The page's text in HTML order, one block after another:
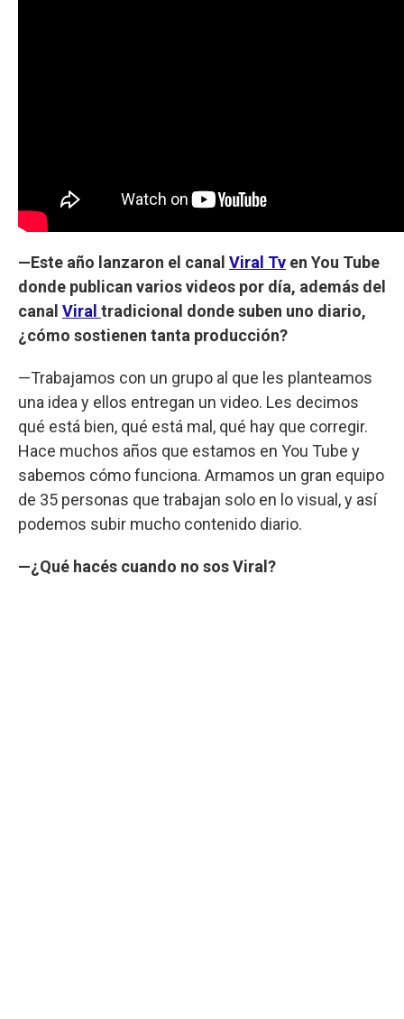
—Este año lanzaron el canal Viral Tv en You Tube
donde publican varios videos por día, además del
canal Viral tradicional donde suben uno diario,
¿cómo sostienen tanta producción?
—Trabajamos con un grupo al que les planteamos
una idea y ellos entregan un video. Les decimos
qué está bien, qué está mal, qué hay que corregir.
Hace muchos años que estamos en You Tube y
sabemos cómo funciona. Armamos un gran equipo
de 35 personas que trabajan solo en lo visual, y así
podemos subir mucho contenido diario.
—¿Qué hacés cuando no sos Viral?